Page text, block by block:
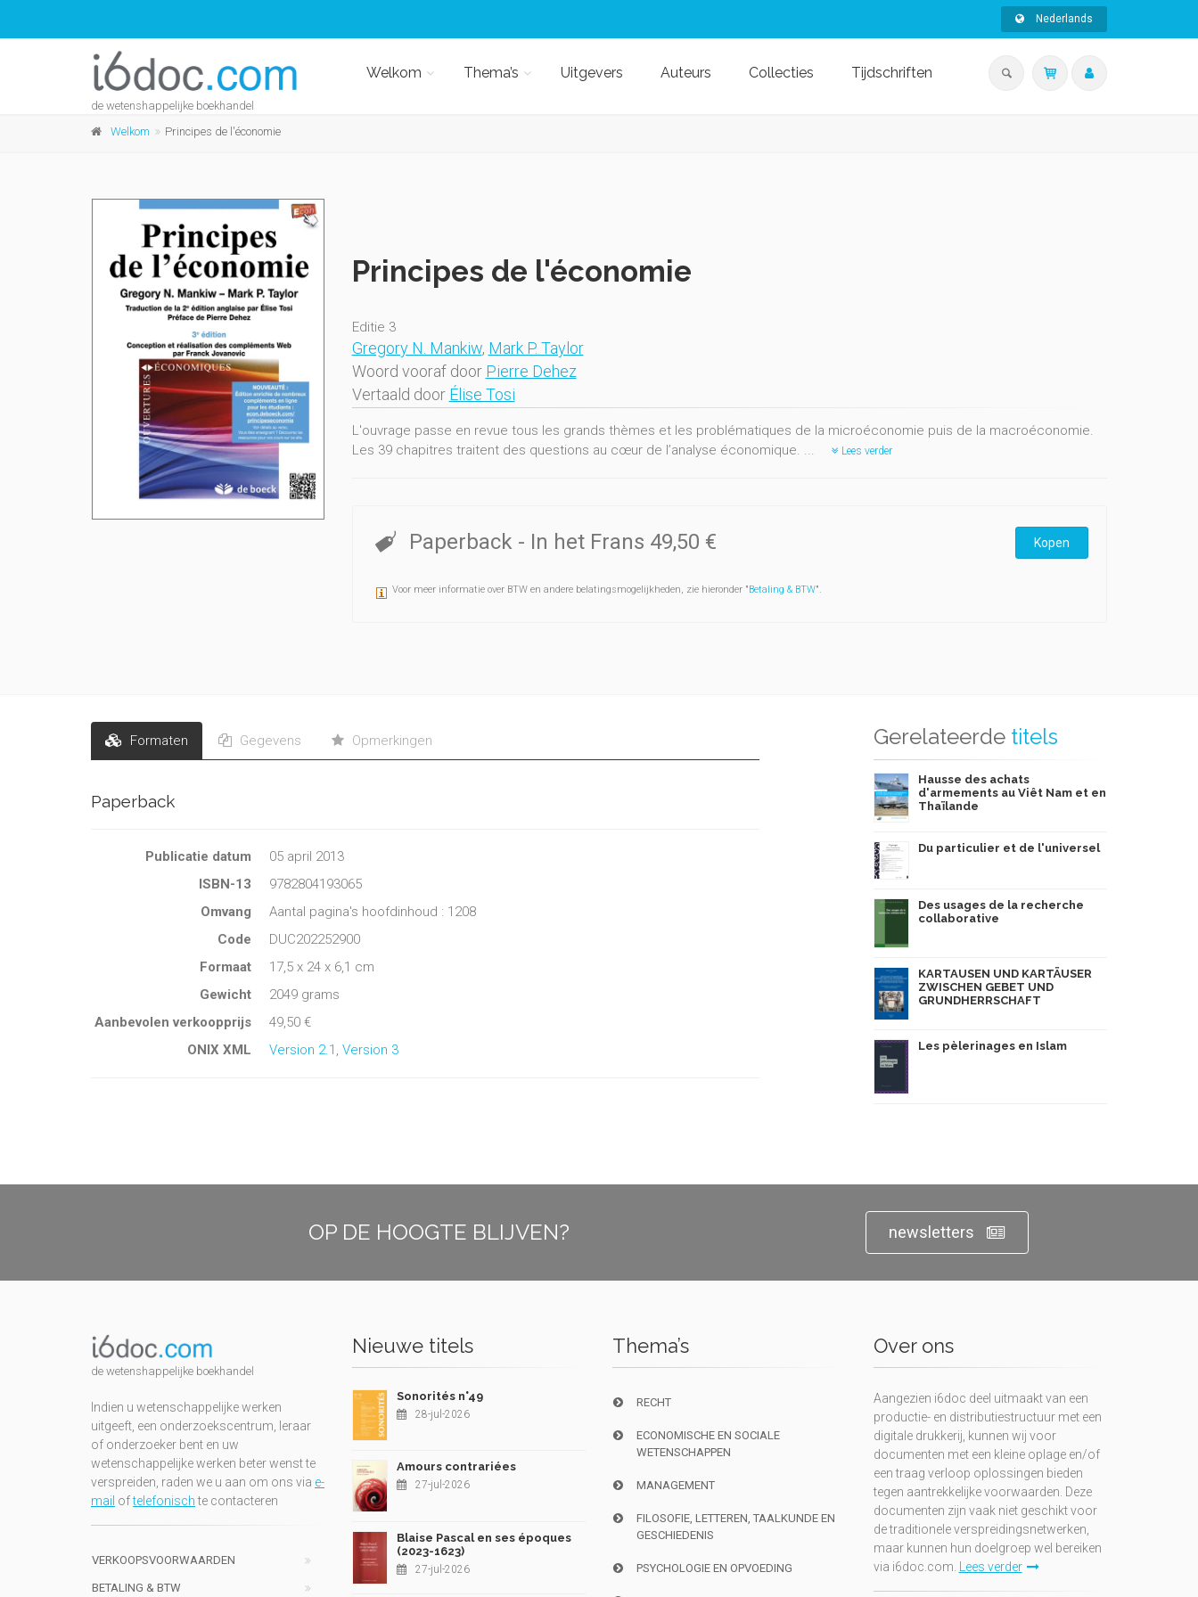
Nederlands
de wetenshappelijke boekhandel
Welkom Thema’s Uitgevers Auteurs Collecties Tijdschriften
Welkom Principes de l'économie
Principes de l'économie
Editie 3
Gregory N. Mankiw, Mark P. Taylor
Woord vooraf door Pierre Dehez
Vertaald door Élise Tosi
L'ouvrage passe en revue tous les grands thèmes et les problématiques de la microéconomie puis de la macroéconomie.
Les 39 chapitres traitent des questions au cœur de l’analyse économique. ...
Lees verder
Paperback - In het Frans 49,50 € Kopen
Voor meer informatie over BTW en andere belatingsmogelijkheden, zie hieronder "Betaling & BTW".
Formaten Gegevens Opmerkingen
Paperback
Publicatie datum
05 april 2013
ISBN-13
9782804193065
Omvang
Aantal pagina's hoofdinhoud : 1208
Code
DUC202252900
Formaat
17,5 x 24 x 6,1 cm
Gewicht
2049 grams
Aanbevolen verkoopprijs
49,50 €
ONIX XML
Version 2.1 , Version 3
Gerelateerde titels
Hausse des achats
d'armements au Viêt Nam et en
Thaïlande
Du particulier et de l'universel
Des usages de la recherche
collaborative
KARTAUSEN UND KARTÄUSER
ZWISCHEN GEBET UND
GRUNDHERRSCHAFT
Les pèlerinages en Islam
OP DE HOOGTE BLIJVEN? newsletters
de wetenshappelijke boekhandel
Indien u wetenschappelijke werken
uitgeeft, een onderzoekscentrum, leraar
of onderzoeker bent en uw
wetenschappelijke werken beter wenst te
verspreiden, raden we u aan om ons via e-
mail oftelefonischte contacteren
VERKOOPSVOORWAARDEN
BETALING & BTW
Nieuwe titels
Sonorités n°49
28-jul-2026
Amours contrariées
27-jul-2026
Blaise Pascal en ses époques
(2023-1623)
27-jul-2026
Thema’s
RECHT
ECONOMISCHE EN SOCIALE
WETENSCHAPPEN
MANAGEMENT
FILOSOFIE, LETTEREN, TAALKUNDE EN
GESCHIEDENIS
PSYCHOLOGIE EN OPVOEDING
Over ons
Aangezien i6doc deel uitmaakt van een
productie- en distributiestructuur met een
digitale drukkerij, kunnen wij voor
documenten met een kleine oplage en/of
een traag verloop oplossingen bieden
tegen aantrekkelijke voorwaarden. Deze
documenten zijn vaak niet geschikt voor
de traditionele verspreidingsnetwerken,
maar kunnen hun doelgroep wel bereiken
via i6doc.com.
Lees verder